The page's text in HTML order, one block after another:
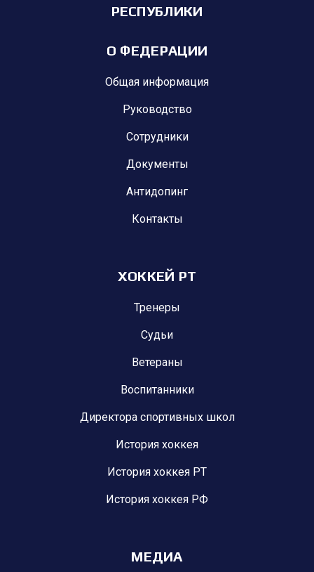
РЕСПУБЛИКИ
О ФЕДЕРАЦИИ
Общая информация
Руководство
Сотрудники
Документы
Антидопинг
Контакты
ХОККЕЙ РТ
Тренеры
Судьи
Ветераны
Воспитанники
Директора спортивных школ
История хоккея
История хоккея РТ
История хоккея РФ
МЕДИА